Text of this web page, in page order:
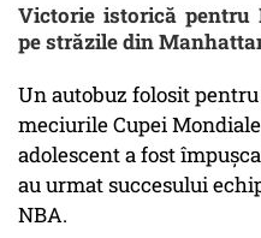
Victorie istorică
pe străzile din
Un autobuz folosit
meciurile Cupei
adolescent a fost
au urmat succesului
NBA.